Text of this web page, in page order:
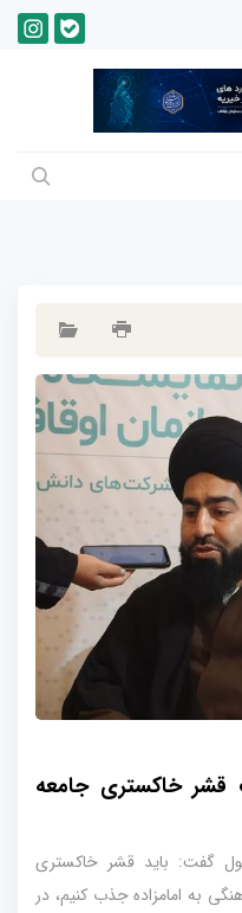
قشر خاکستری جامعه
گفت: باید قشر خاکستری
به امامزاده جذب کنیم، در